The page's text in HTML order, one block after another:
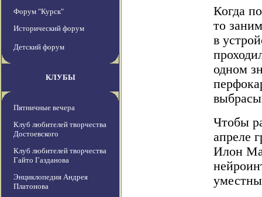
Форум "Курск"
Исторический форум
Детский форум
КЛУБЫ
Пятничные вечера
Клуб любителей творчества
Достоевского
Клуб любителей творчества
Гайто Газданова
Энциклопедия Андрея
Платонова
Когда
то
в
одном
Чтобы
апреле
Илон